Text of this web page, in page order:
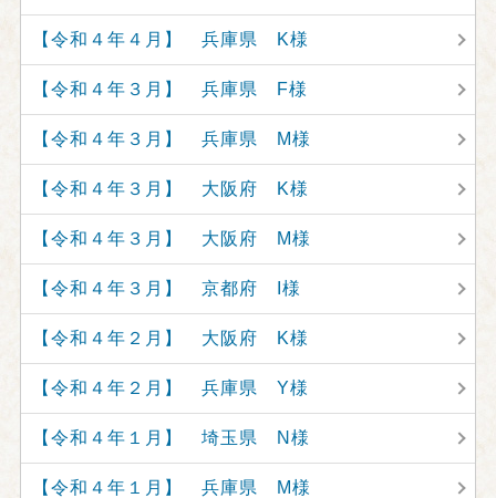
【令和４年４月】 兵庫県 K様
【令和４年３月】 兵庫県 F様
【令和４年３月】 兵庫県 M様
【令和４年３月】 大阪府 K様
【令和４年３月】 大阪府 M様
【令和４年３月】 京都府 I様
【令和４年２月】 大阪府 K様
【令和４年２月】 兵庫県 Y様
【令和４年１月】 埼玉県 N様
【令和４年１月】 兵庫県 M様